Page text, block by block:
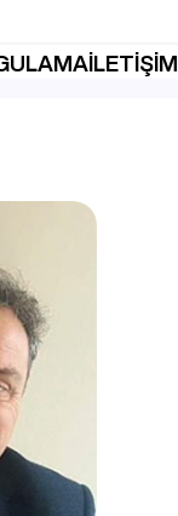
İLETİŞİM